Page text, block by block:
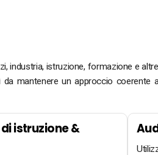
istruzione, formazione e
mantenere un approccio coerente
istruzione &